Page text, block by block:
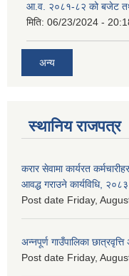
आ.व. २०८१-८२ को बजेट
मिति: 06/23/2024 -
अन्य
स्थानिय राजपत्र
करार सेवामा कार्यरत
आवद्ध गराउने कार्यविधि, २०८३
Post date Friday,
अन्नपूर्ण गाउँपालिका
Post date Friday,